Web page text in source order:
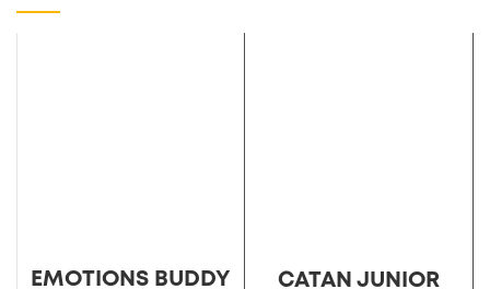
EMOTIONS BUDDY
CATAN JUNIOR